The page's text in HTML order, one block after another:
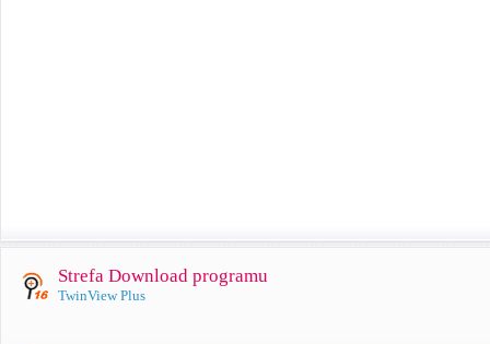
Strefa Download programu
TwinView Plus